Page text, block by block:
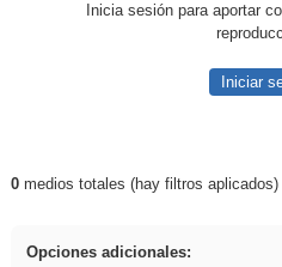
Inicia sesión para aportar
Iniciar
Resultados de: Binnorie
0medios totales (hay filtros aplicados)
Opciones adicionales: